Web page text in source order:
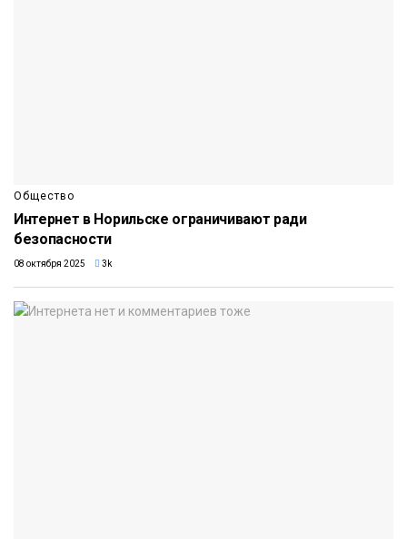
Общество
Интернет в Норильске ограничивают ради
безопасности
08 октября 2025 3k